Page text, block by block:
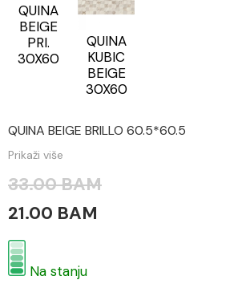
QUINA
BEIGE
PRI.
30X60
QUINA
KUBIC
BEIGE
30X60
QUINA BEIGE BRILLO 60.5*60.5
Prikaži više
33.00 BAM
21.00 BAM
Na stanju